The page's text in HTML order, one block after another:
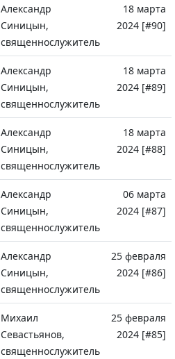
Александр
Синицын,
священнослужитель
18 марта
2024 [#90]
Александр
Синицын,
священнослужитель
18 марта
2024 [#89]
Александр
Синицын,
священнослужитель
18 марта
2024 [#88]
Александр
Синицын,
священнослужитель
06 марта
2024 [#87]
Александр
Синицын,
священнослужитель
25 февраля
2024 [#86]
Михаил
Севастьянов,
священнослужитель
25 февраля
2024 [#85]